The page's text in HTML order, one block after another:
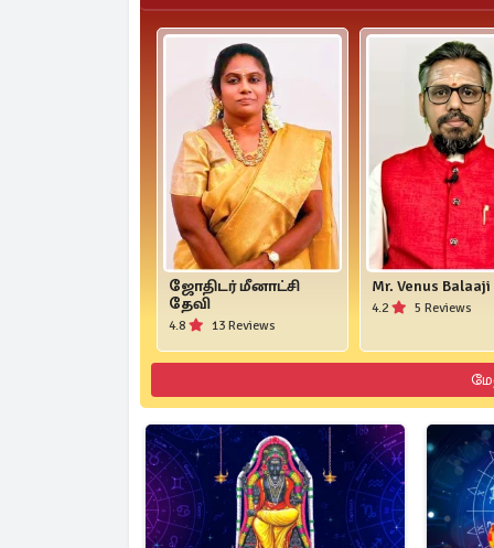
ஜோதிடர் மீனாட்சி
தேவி
4.8 13 Reviews
Mr. Venus Balaaji
4.2 5 Reviews